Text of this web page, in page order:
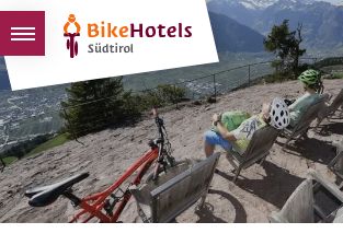
BIKEHOTELS
HOTELS & PACCHETTI
TOUR & TERRITORI
L'ALTO ADIGE & NOI